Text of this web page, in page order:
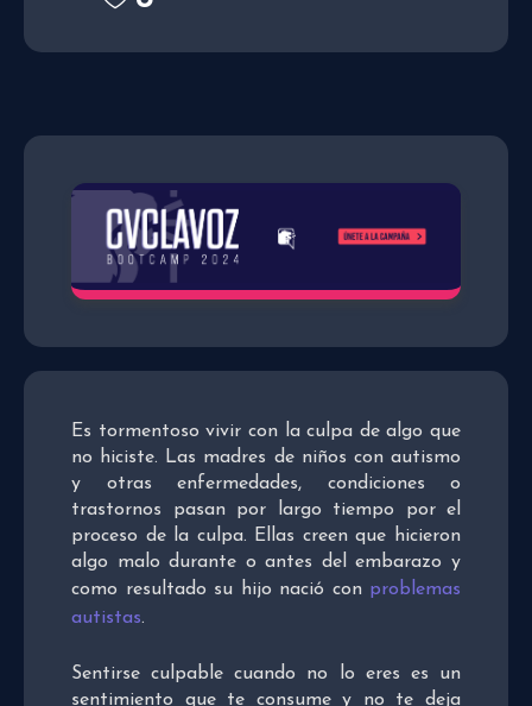
Es tormentoso vivir con la culpa de algo que
no hiciste. Las madres de niños con autismo
y otras enfermedades, condiciones o
trastornos pasan por largo tiempo por el
proceso de la culpa. Ellas creen que hicieron
algo malo durante o antes del embarazo y
como resultado su hijo nació con problemas
autistas.
Sentirse culpable cuando no lo eres es un
sentimiento que te consume y no te deja